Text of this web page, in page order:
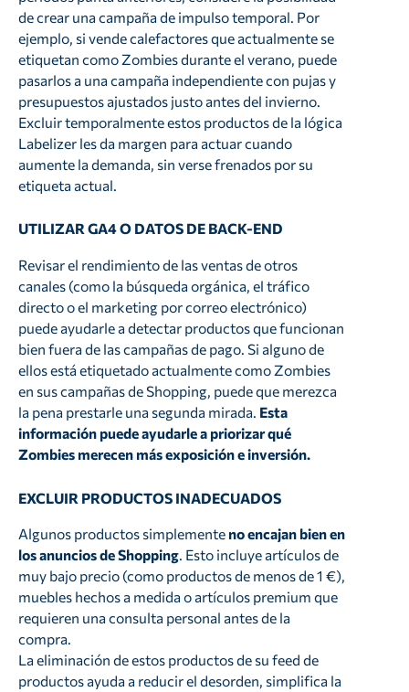
de crear una campaña de impulso temporal. Por
ejemplo, si vende calefactores que actualmente se
etiquetan como Zombies durante el verano, puede
pasarlos a una campaña independiente con pujas y
presupuestos ajustados justo antes del invierno.
Excluir temporalmente estos productos de la lógica
Labelizer les da margen para actuar cuando
aumente la demanda, sin verse frenados por su
etiqueta actual.
UTILIZAR GA4 O DATOS DE BACK-END
Revisar el rendimiento de las ventas de otros
canales (como la búsqueda orgánica, el tráfico
directo o el marketing por correo electrónico)
puede ayudarle a detectar productos que funcionan
bien fuera de las campañas de pago. Si alguno de
ellos está etiquetado actualmente como Zombies
en sus campañas de Shopping, puede que merezca
la pena prestarle una segunda mirada. Esta
información puede ayudarle a priorizar qué
Zombies merecen más exposición e inversión.
EXCLUIR PRODUCTOS INADECUADOS
Algunos productos simplemente no encajan bien en
los anuncios de Shopping. Esto incluye artículos de
muy bajo precio (como productos de menos de 1 €),
muebles hechos a medida o artículos premium que
requieren una consulta personal antes de la
compra.
La eliminación de estos productos de su feed de
productos ayuda a reducir el desorden, simplifica la